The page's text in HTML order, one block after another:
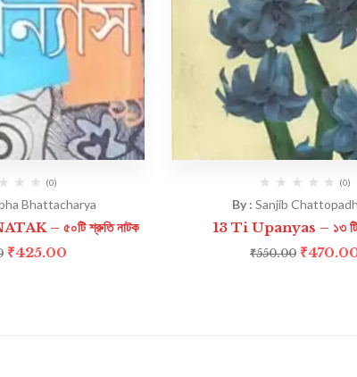
(0)
Bhattacharya
– ৫০টি শ্রুতি নাটক
₹425.00
(0)
By : Sanjib
13 Ti Upanyas – ১৩ টি
₹550.00 ₹